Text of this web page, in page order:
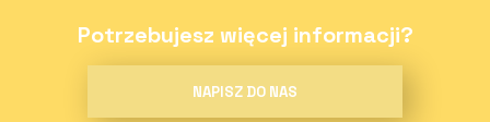
Potrzebujesz więcej informacji?
NAPISZ DO NAS